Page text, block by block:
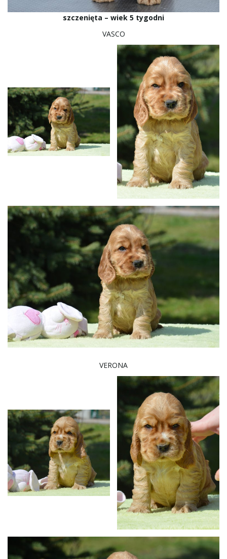
szczenięta – wiek 5 tygodni
VASCO
VERONA